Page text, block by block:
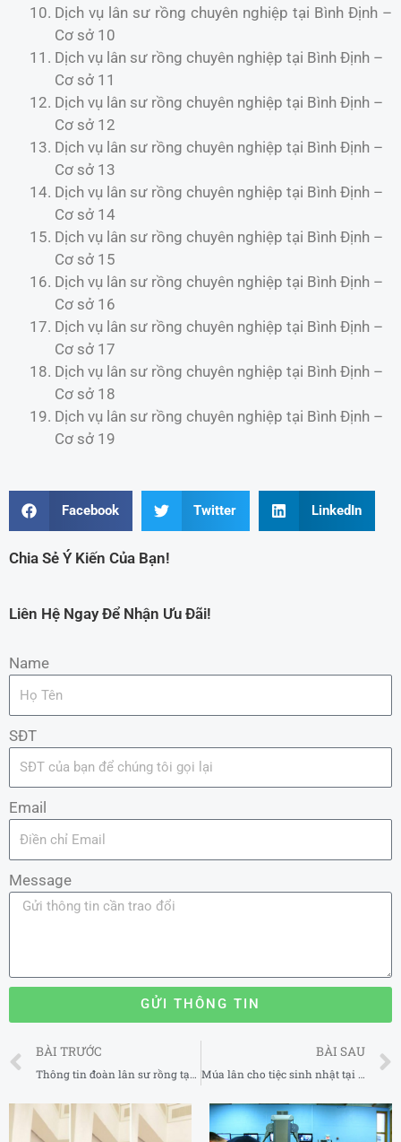
Dịch vụ lân sư rồng chuyên nghiệp tại Bình Định –
Cơ sở 10
Dịch vụ lân sư rồng chuyên nghiệp tại Bình Định –
Cơ sở 11
Dịch vụ lân sư rồng chuyên nghiệp tại Bình Định –
Cơ sở 12
Dịch vụ lân sư rồng chuyên nghiệp tại Bình Định –
Cơ sở 13
Dịch vụ lân sư rồng chuyên nghiệp tại Bình Định –
Cơ sở 14
Dịch vụ lân sư rồng chuyên nghiệp tại Bình Định –
Cơ sở 15
Dịch vụ lân sư rồng chuyên nghiệp tại Bình Định –
Cơ sở 16
Dịch vụ lân sư rồng chuyên nghiệp tại Bình Định –
Cơ sở 17
Dịch vụ lân sư rồng chuyên nghiệp tại Bình Định –
Cơ sở 18
Dịch vụ lân sư rồng chuyên nghiệp tại Bình Định –
Cơ sở 19
Facebook Twitter LinkedIn
Chia Sẻ Ý Kiến Của Bạn!
Liên Hệ Ngay Để Nhận Ưu Đãi!
Name
SĐT
Email
Message
GỬI THÔNG TIN
Prev
BÀI TRƯỚC
Thông tin đoàn lân sư rồng tại Bắc Giang
BÀI SAU
Múa lân cho tiệc sinh nhật tại Đồng Nai